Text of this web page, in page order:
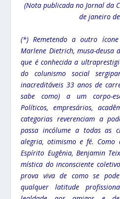
(Nota publicada no Jornal da
de janeiro
(*) Remetendo a outro
Marlene Dietrich, musa-deusa
que é conhecida a
do colunismo social
inacreditáveis 33 anos de
sabe como) a um corpo-
Políticos, empresários,
categorias reverenciam a
passa incólume a todas as
alegria, otimismo e fé.
Espírito Eugênia, Benjamin
mística do inconsciente
prova viva de como se
qualquer latitude